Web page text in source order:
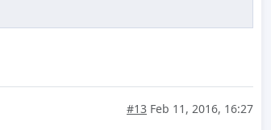
#13 Feb 11, 2016, 16:27